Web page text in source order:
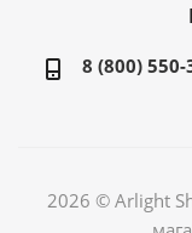
8 (800) 550-
2026 © Arlight